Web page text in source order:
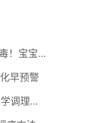
记者穿一晚纸尿裤血里查出毒！宝宝血液浓度竟是成人的5倍？
早预警
脑供血不足、心肌缺血：科学调理全攻略